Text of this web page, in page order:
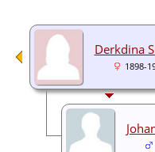
Derkdina
1898-